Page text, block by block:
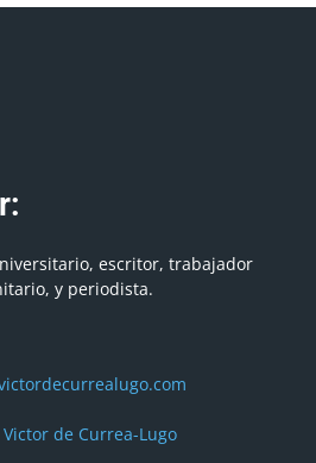
escritor, trabajador
y periodista.
Victor de Currea-Lugo